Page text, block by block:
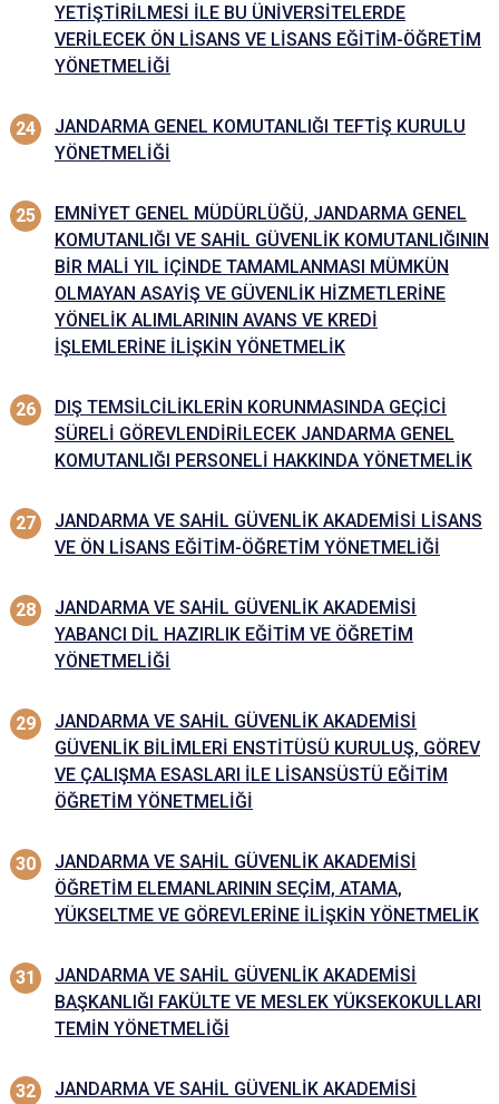
YETİŞTİRİLMESİ İLE BU ÜNİVERSİTELERDE
VERİLECEK ÖN LİSANS VE LİSANS EĞİTİM-ÖĞRETİM
YÖNETMELİĞİ
JANDARMA GENEL KOMUTANLIĞI TEFTİŞ KURULU
YÖNETMELİĞİ
EMNİYET GENEL MÜDÜRLÜĞÜ, JANDARMA GENEL
KOMUTANLIĞI VE SAHİL GÜVENLİK KOMUTANLIĞININ
BİR MALİ YIL İÇİNDE TAMAMLANMASI MÜMKÜN
OLMAYAN ASAYİŞ VE GÜVENLİK HİZMETLERİNE
YÖNELİK ALIMLARININ AVANS VE KREDİ
İŞLEMLERİNE İLİŞKİN YÖNETMELİK
DIŞ TEMSİLCİLİKLERİN KORUNMASINDA GEÇİCİ
SÜRELİ GÖREVLENDİRİLECEK JANDARMA GENEL
KOMUTANLIĞI PERSONELİ HAKKINDA YÖNETMELİK
JANDARMA VE SAHİL GÜVENLİK AKADEMİSİ LİSANS
VE ÖN LİSANS EĞİTİM-ÖĞRETİM YÖNETMELİĞİ
JANDARMA VE SAHİL GÜVENLİK AKADEMİSİ
YABANCI DİL HAZIRLIK EĞİTİM VE ÖĞRETİM
YÖNETMELİĞİ
JANDARMA VE SAHİL GÜVENLİK AKADEMİSİ
GÜVENLİK BİLİMLERİ ENSTİTÜSÜ KURULUŞ, GÖREV
VE ÇALIŞMA ESASLARI İLE LİSANSÜSTÜ EĞİTİM
ÖĞRETİM YÖNETMELİĞİ
JANDARMA VE SAHİL GÜVENLİK AKADEMİSİ
ÖĞRETİM ELEMANLARININ SEÇİM, ATAMA,
YÜKSELTME VE GÖREVLERİNE İLİŞKİN YÖNETMELİK
JANDARMA VE SAHİL GÜVENLİK AKADEMİSİ
BAŞKANLIĞI FAKÜLTE VE MESLEK YÜKSEKOKULLARI
TEMİN YÖNETMELİĞİ
JANDARMA VE SAHİL GÜVENLİK AKADEMİSİ